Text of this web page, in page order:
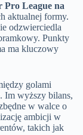
Pro League na
aktualnej formy.
odzwierciedla
Punkty
ma kluczowy
golami
Im wyższy bilans,
w walce o
ambicji w
takich jak